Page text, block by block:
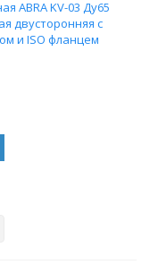
ABRA KV-03 Ду65
двусторонняя с
и ISO фланцем